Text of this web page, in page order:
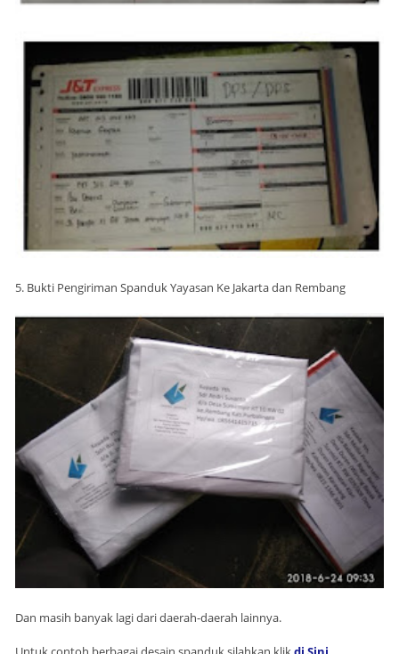
5. Bukti Pengiriman Spanduk Yayasan Ke Jakarta dan Rembang
Dan masih banyak lagi dari daerah-daerah lainnya.